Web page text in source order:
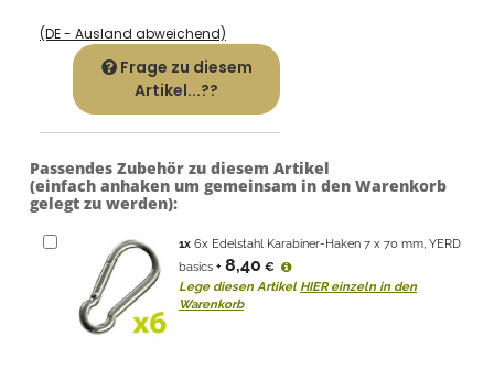
(DE - Ausland abweichend)
Frage zu diesem
Artikel...??
Passendes Zubehör zu diesem Artikel
(einfach anhaken um gemeinsam in den Warenkorb
gelegt zu werden):
1x 6x Edelstahl Karabiner-Haken 7 x 70 mm, YERD
basics + 8,40 €
Lege diesen Artikel HIER einzeln in den
Warenkorb